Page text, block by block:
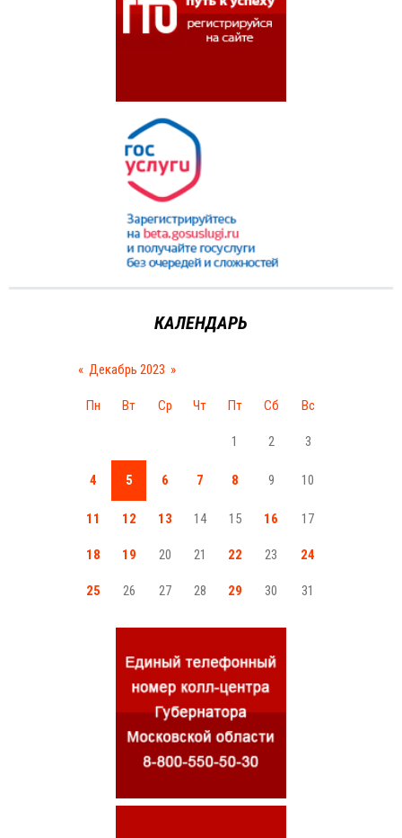
КАЛЕНДАРЬ
« Декабрь 2023 »
Пн Вт Ср Чт Пт Сб Вс
1 2 3
4 5 6 7 8 9 10
11 12 13 14 15 16 17
18 19 20 21 22 23 24
25 26 27 28 29 30 31